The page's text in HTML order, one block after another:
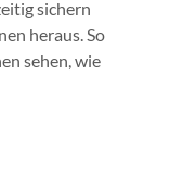
sichern
heraus. So
sehen, wie